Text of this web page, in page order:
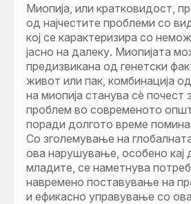
Миопија, или кратковидост,
од најчестите проблеми со
кој се карактеризира со
јасно на далеку. Миопијата
предизвикана од генетски
живот или пак, комбинација
на миопија станува сè почест
проблем во современото
поради долгото време
Со зголемување на
ова нарушување, особено кај
младите, се наметнува
навремено поставување на
и ефикасно управување со